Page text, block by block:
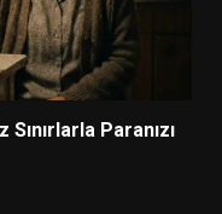
Paranızı